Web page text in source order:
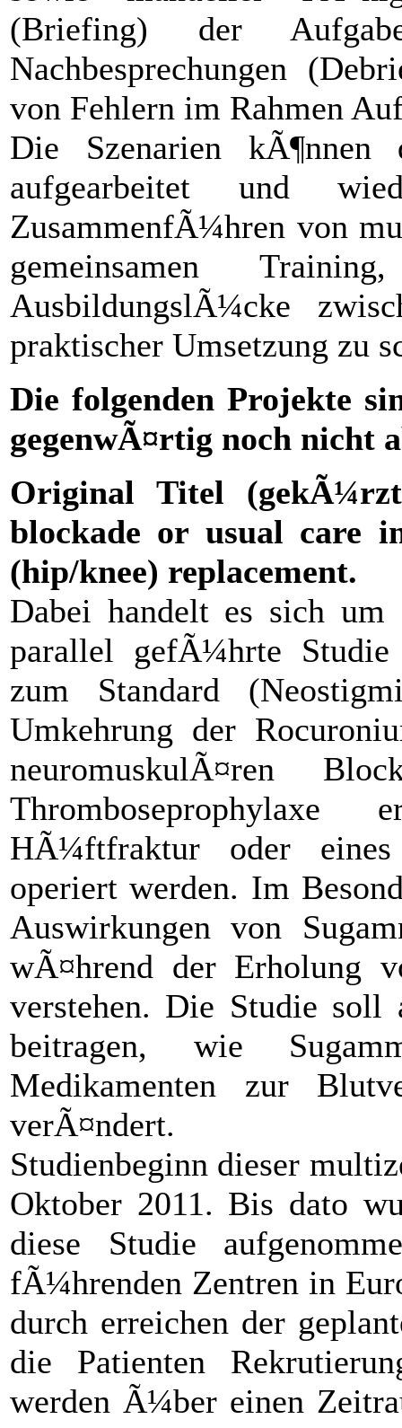
(Briefing) der
Nachbesprechungen
von Fehlern im Rahmen
Die Szenarien kÃ¶nnen
aufgearbeitet und
ZusammenfÃ¼hren von
gemeinsamen
AusbildungslÃ¼cke
praktischer Umsetzung zu
Die folgenden Projekte
gegenwÃ¤rtig noch nicht
Original Titel
blockade or usual care
(hip/knee) replacement.
Dabei handelt es sich um
parallel gefÃ¼hrte
zum Standard
Umkehrung der
neuromuskulÃ¤ren
HÃ¼ftfraktur oder eines
operiert werden. Im
Auswirkungen von
wÃ¤hrend der Erholung
verstehen. Die Studie soll
beitragen, wie
Medikamenten zur
verÃ¤ndert.
Studienbeginn dieser
Oktober 2011. Bis dato
diese Studie
fÃ¼hrenden Zentren in
durch erreichen der
die Patienten
werden Ã¼ber einen